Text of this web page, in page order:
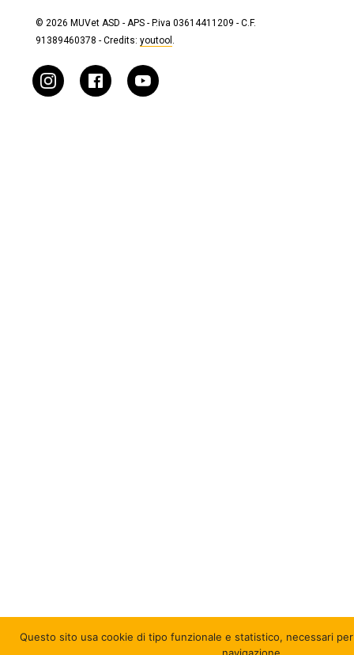
© 2026 MUVet ASD - APS - P.iva 03614411209 - C.F.
91389460378 - Credits: youtool .
Questo sito usa cookie di tipo funzionale e statistico, necessari